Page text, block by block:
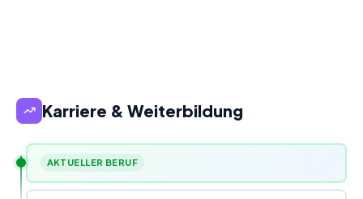
Karriere & Weiterbildung
AKTUELLER BERUF